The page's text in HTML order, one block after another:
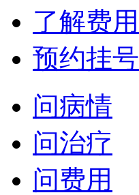
了解费用
预约挂号
问病情
问治疗
问费用